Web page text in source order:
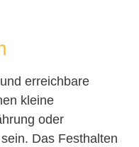
erreichbare
kleine
oder
Das Festhalten